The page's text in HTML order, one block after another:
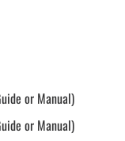
or Manual)
or Manual)